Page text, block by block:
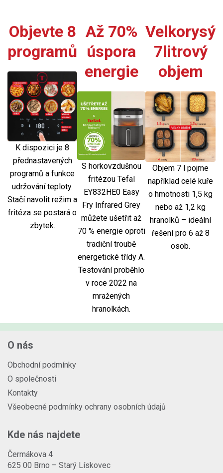
Až 70%
úspora
energie
S horkovzdušnou
fritézou Tefal
EY832HE0 Easy
Fry Infrared Grey
můžete ušetřit až
70 % energie oproti
tradiční troubě
energetické třídy A.
Testování proběhlo
v roce 2022 na
mražených
hranolkách.
Objevte 8
programů
K dispozici je 8
přednastavených
programů a funkce
udržování teploty.
Stačí navolit režim a
fritéza se postará o
zbytek.
Velkorysý
7litrový
objem
Objem 7 l pojme
například celé kuře
o hmotnosti 1,5 kg
nebo až 1,2 kg
hranolků – ideální
řešení pro 6 až 8
osob.
O nás
Obchodní podmínky
O společnosti
Kontakty
Všeobecné podmínky ochrany osobních údajů
Kde nás najdete
Čermákova 4
625 00 Brno – Starý Lískovec